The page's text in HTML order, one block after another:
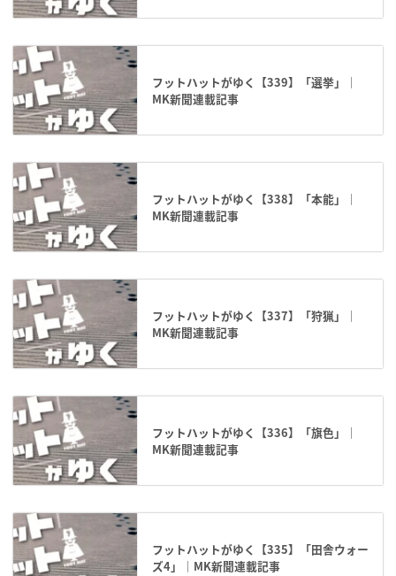
フットハットがゆく【339】「選挙」｜
MK新聞連載記事
フットハットがゆく【338】「本能」｜
MK新聞連載記事
フットハットがゆく【337】「狩猟」｜
MK新聞連載記事
フットハットがゆく【336】「旗色」｜
MK新聞連載記事
フットハットがゆく【335】「田舎ウォー
ズ4」｜MK新聞連載記事